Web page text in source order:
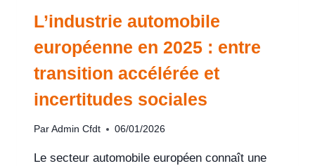
L’industrie automobile
européenne en 2025 : entre
transition accélérée et
incertitudes sociales
Par Admin Cfdt 06/01/2026
Le secteur automobile européen connaît une